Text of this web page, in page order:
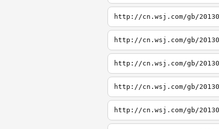
http://cn.wsj.com/gb/
http://cn.wsj.com/gb/
http://cn.wsj.com/gb/
http://cn.wsj.com/gb/
http://cn.wsj.com/gb/